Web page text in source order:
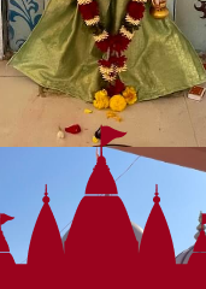
अधिक माहिती